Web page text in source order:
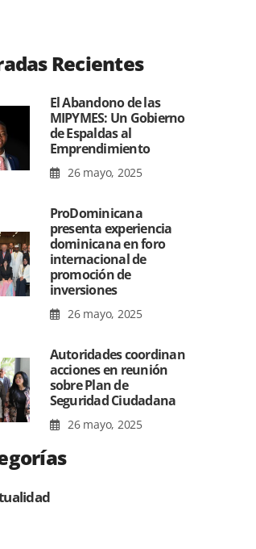
Recientes
El Abandono de las
MIPYMES: Un Gobierno
de Espaldas al
Emprendimiento
26 mayo, 2025
ProDominicana
presenta experiencia
dominicana en foro
internacional de
promoción de
inversiones
26 mayo, 2025
Autoridades coordinan
acciones en reunión
sobre Plan de
Seguridad Ciudadana
26 mayo, 2025